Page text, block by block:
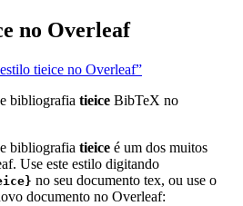
no Overleaf
tieice no Overleaf”
bibliografia tieice BibTeX no
bibliografia tieice é um dos muitos
Use este estilo digitando
no seu documento tex, ou use o
documento no Overleaf: